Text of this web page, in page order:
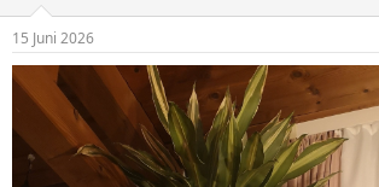
e
n
:
15 Juni 2026